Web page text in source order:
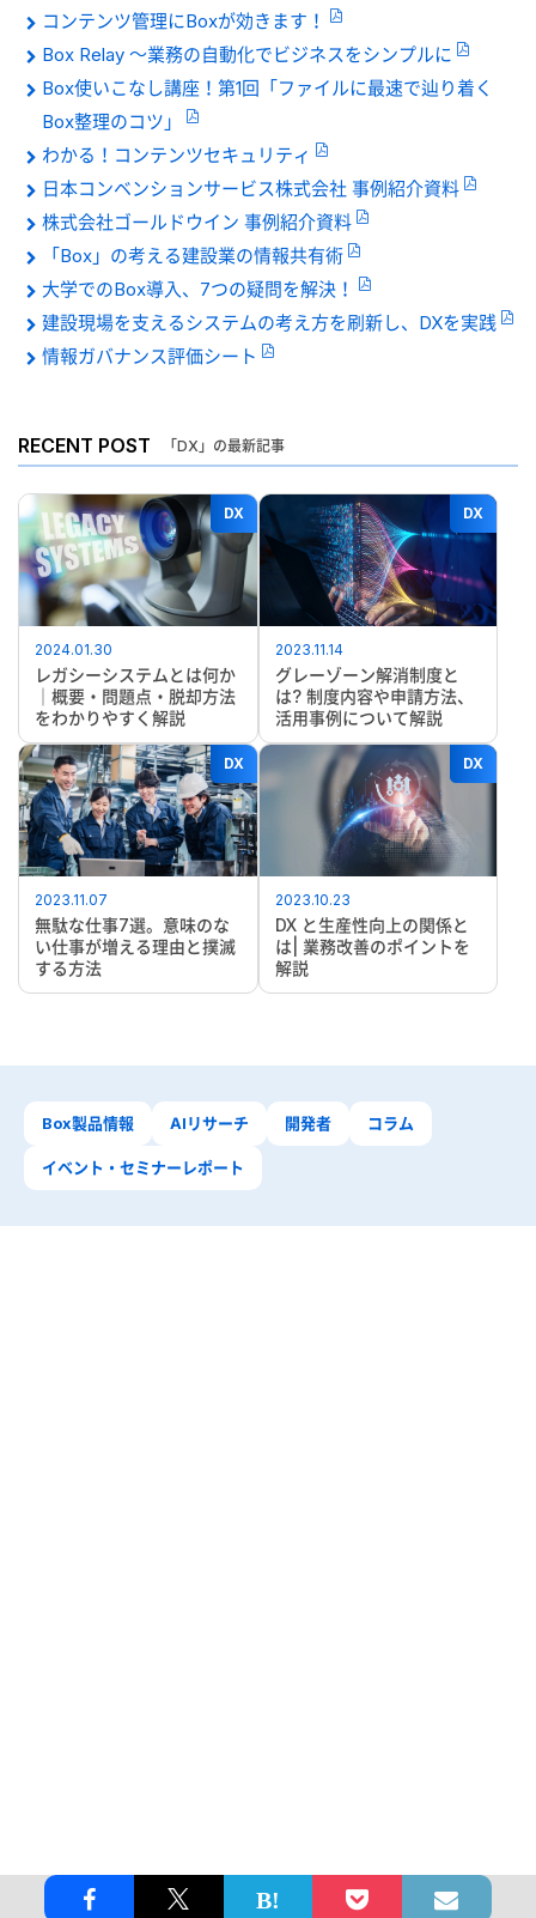
コンテンツ管理にBoxが効きます！
Box Relay 〜業務の自動化でビジネスをシンプルに
Box使いこなし講座！第1回「ファイルに最速で辿り着く
Box整理のコツ」
わかる！コンテンツセキュリティ
日本コンベンションサービス株式会社 事例紹介資料
株式会社ゴールドウイン 事例紹介資料
「Box」の考える建設業の情報共有術
大学でのBox導入、7つの疑問を解決！
建設現場を支えるシステムの考え方を刷新し、DXを実践
情報ガバナンス評価シート
RECENT POST 「DX」の最新記事
DX
2024.01.30
レガシーシステムとは何か
｜概要・問題点・脱却方法
をわかりやすく解説
DX
2023.11.14
グレーゾーン解消制度と
は? 制度内容や申請方法、
活用事例について解説
DX
2023.11.07
無駄な仕事7選。意味のな
い仕事が増える理由と撲滅
する方法
DX
2023.10.23
DX と生産性向上の関係と
は| 業務改善のポイントを
解説
Box製品情報 AIリサーチ 開発者 コラム
イベント・セミナーレポート